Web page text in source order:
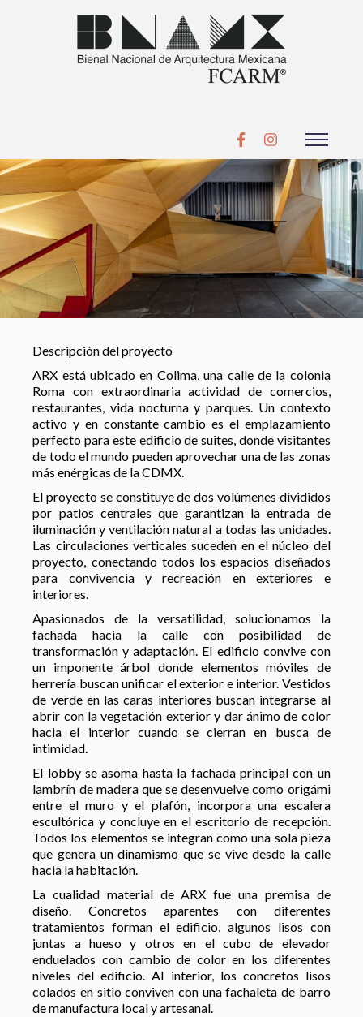
Descripción del proyecto
ARX está ubicado en Colima, una calle de la colonia
Roma con extraordinaria actividad de comercios,
restaurantes, vida nocturna y parques. Un contexto
activo y en constante cambio es el emplazamiento
perfecto para este edificio de suites, donde visitantes
de todo el mundo pueden aprovechar una de las zonas
más enérgicas de la CDMX.
El proyecto se constituye de dos volúmenes divididos
por patios centrales que garantizan la entrada de
iluminación y ventilación natural a todas las unidades.
Las circulaciones verticales suceden en el núcleo del
proyecto, conectando todos los espacios diseñados
para convivencia y recreación en exteriores e
interiores.
Apasionados de la versatilidad, solucionamos la
fachada hacia la calle con posibilidad de
transformación y adaptación. El edificio convive con
un imponente árbol donde elementos móviles de
herrería buscan unificar el exterior e interior. Vestidos
de verde en las caras interiores buscan integrarse al
abrir con la vegetación exterior y dar ánimo de color
hacia el interior cuando se cierran en busca de
intimidad.
El lobby se asoma hasta la fachada principal con un
lambrín de madera que se desenvuelve como origámi
entre el muro y el plafón, incorpora una escalera
escultórica y concluye en el escritorio de recepción.
Todos los elementos se integran como una sola pieza
que genera un dinamismo que se vive desde la calle
hacia la habitación.
La cualidad material de ARX fue una premisa de
diseño. Concretos aparentes con diferentes
tratamientos forman el edificio, algunos lisos con
juntas a hueso y otros en el cubo de elevador
enduelados con cambio de color en los diferentes
niveles del edificio. Al interior, los concretos lisos
colados en sitio conviven con una fachaleta de barro
de manufactura local y artesanal.